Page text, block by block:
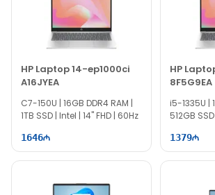
гарантией. Закажите в PrimeShop с быстрой
наслаждайтесь качественной покупкой!
HP Laptop 14-ep1000ci
A16JYEA
C7-150U | 16GB DDR4 RAM |
1TB SSD | Intel | 14" FHD | 60Hz
1646
HP
8F5G9EA
i5-1335U |
512GB
1379